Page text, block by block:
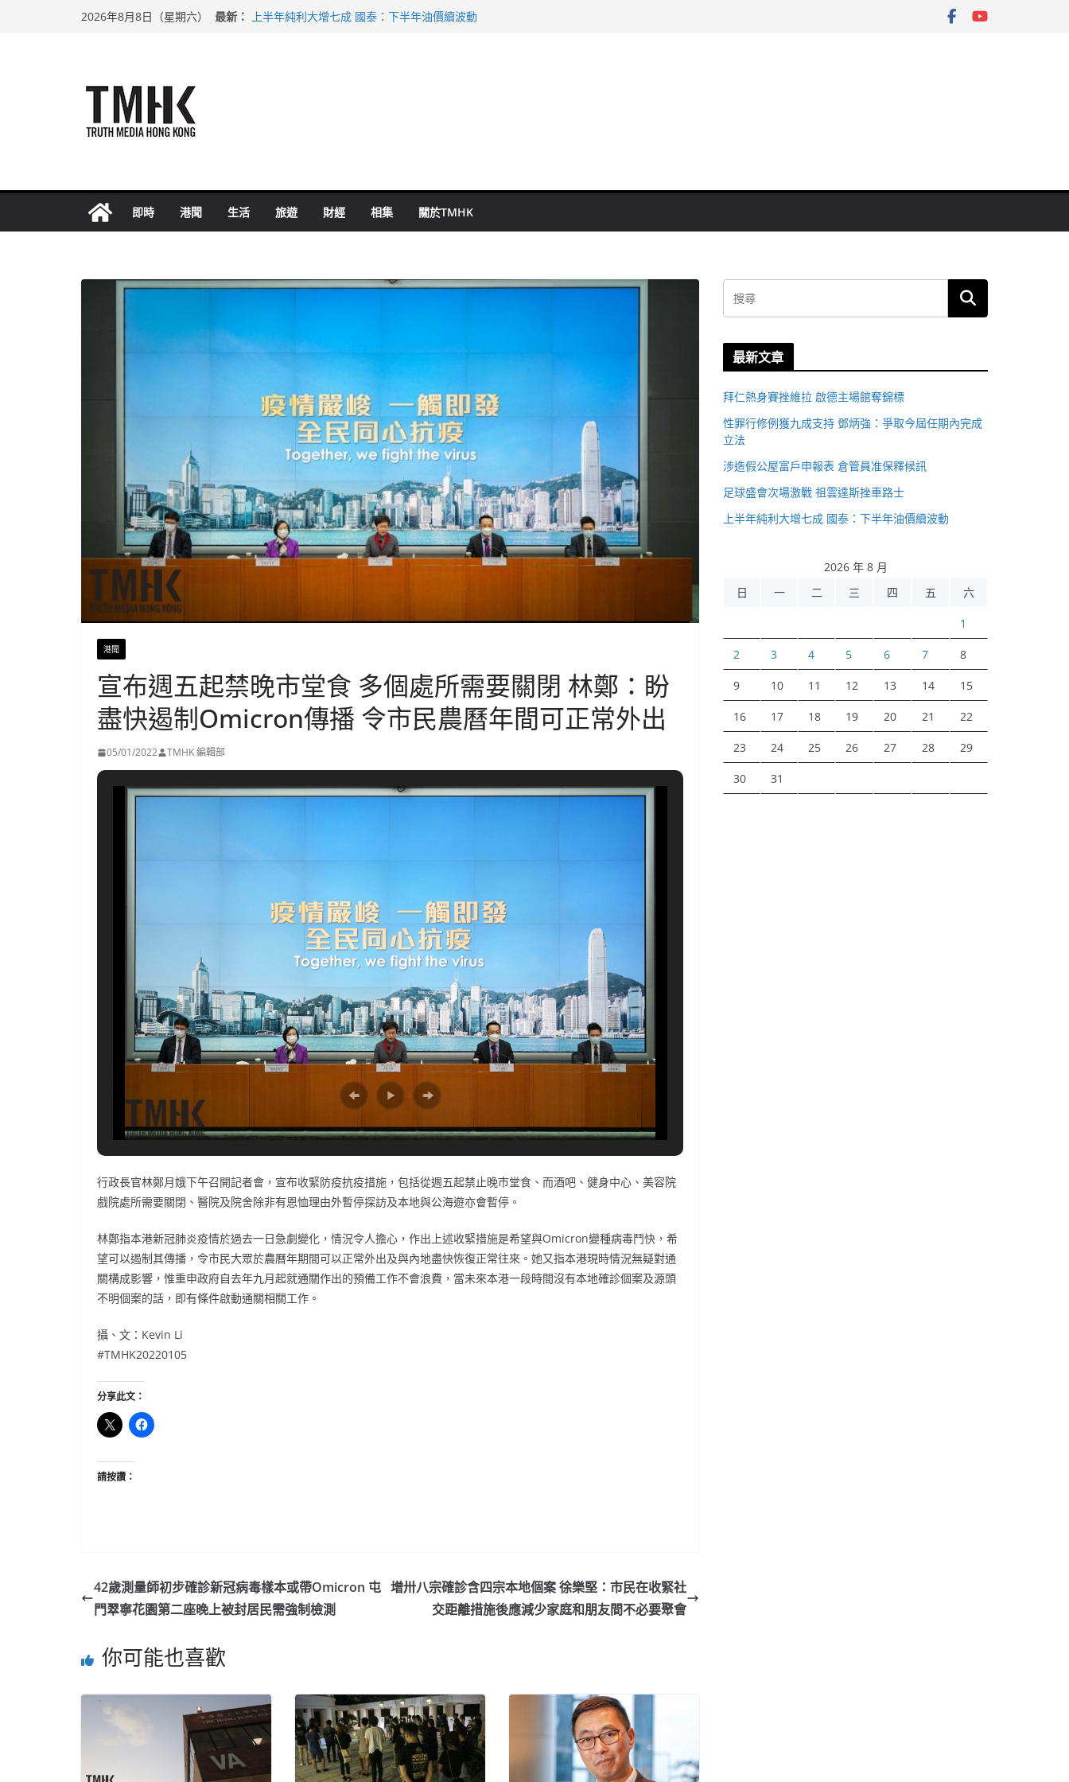
2026年8月8日（星期六） 最新：
上半年純利大增七成 國泰：下半年油價續波動
即時 港聞 生活 旅遊 財經 相集 關於TMHK
港聞
宣布週五起禁晚市堂食 多個處所需要關閉 林鄭：盼
盡快遏制Omicron傳播 令市民農曆年間可正常外出
05/01/2022 TMHK 編輯部
行政長官林鄭月娥下午召開記者會，宣布收緊防疫抗疫措施，包括從週五起禁止晚市堂食、而酒吧、健身中心、美容院
戲院處所需要關閉、醫院及院舍除非有恩恤理由外暫停探訪及本地與公海遊亦會暫停。
林鄭指本港新冠肺炎疫情於過去一日急劇變化，情況令人擔心，作出上述收緊措施是希望與Omicron變種病毒鬥快，希
望可以遏制其傳播，令市民大眾於農曆年期間可以正常外出及與內地盡快恢復正常往來。她又指本港現時情況無疑對通
關構成影響，惟重申政府自去年九月起就通關作出的預備工作不會浪費，當未來本港一段時間沒有本地確診個案及源頭
不明個案的話，即有條件啟動通關相關工作。
攝、文：Kevin Li
#TMHK20220105
分享此文：
請按讚：
42歲測量師初步確診新冠病毒樣本或帶Omicron 屯
門翠寧花園第二座晚上被封居民需強制檢測
增卅八宗確診含四宗本地個案 徐樂堅：市民在收緊社
交距離措施後應減少家庭和朋友間不必要聚會
你可能也喜歡
最新文章
拜仁熱身賽挫維拉 啟德主場館奪錦標
性罪行修例獲九成支持 鄧炳強：爭取今屆任期內完成
立法
涉造假公屋富戶申報表 倉管員准保釋候訊
足球盛會次場激戰 祖雲達斯挫車路士
上半年純利大增七成 國泰：下半年油價續波動
2026 年 8 月
日
一 二 三 四 五 六
1
2 3 4 5 6 7 8
9 10 11 12 13 14 15
16 17 18 19 20 21 22
23 24 25 26 27 28 29
30 31